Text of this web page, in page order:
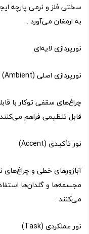
سختی فلز و نرمی پارچه
به ارمغان می‌آورد .
نورپردازی لایه‌ای
نورپردازی اصلی (Ambient)
چراغ‌های سقفی توکار با
قابل تنظیمی فراهم
نور تأکیدی (Accent)
آباژورهای خطی و چراغ‌های
مجسمه‌ها و گلدان‌ها
می‌کنند .
نور عملکردی (Task)